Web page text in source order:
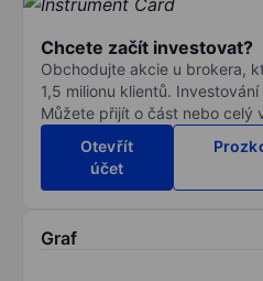
Chcete začít investovat?
Obchodujte akcie u brokera,
1,5 milionu klientů.
Můžete přijít o část nebo celý
Otevřít
účet
Graf